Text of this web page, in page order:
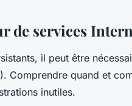
de services
il peut être
Comprendre quand et
inutiles.